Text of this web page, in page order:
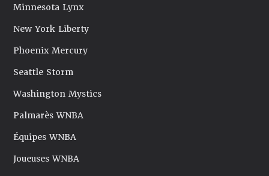
Minnesota Lynx
New York Liberty
Phoenix Mercury
Seattle Storm
Washington Mystics
Palmarès WNBA
Équipes WNBA
Joueuses WNBA